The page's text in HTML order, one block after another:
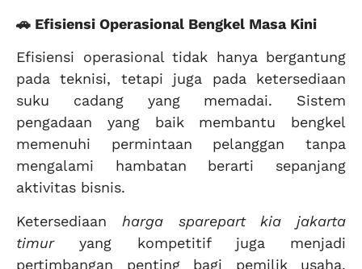
🚗 Efisiensi Operasional Bengkel Masa Kini
Efisiensi operasional tidak hanya bergantung
pada teknisi, tetapi juga pada ketersediaan
suku cadang yang memadai. Sistem
pengadaan yang baik membantu bengkel
memenuhi permintaan pelanggan tanpa
mengalami hambatan berarti sepanjang
aktivitas bisnis.
Ketersediaan harga sparepart kia jakarta
timuryang kompetitif juga menjadi
pertimbangan penting bagi pemilik usaha.